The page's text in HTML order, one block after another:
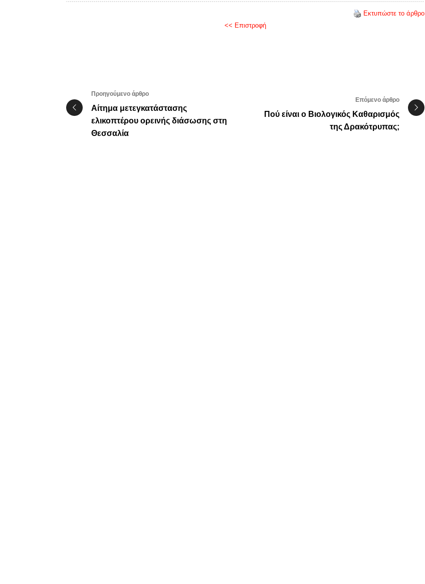
Εκτυπώστε το άρθρο
<< Επιστροφή
Προηγούμενο άρθρο
Αίτημα μετεγκατάστασης
ελικοπτέρου ορεινής διάσωσης στη
Θεσσαλία
Επόμενο άρθρο
Πού είναι ο Βιολογικός Καθαρισμός
της Δρακότρυπας;